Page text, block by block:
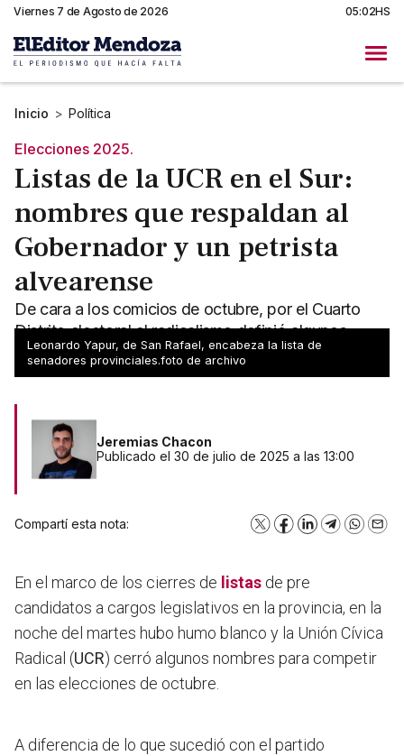
Viernes 7 de Agosto de 2026 05:02HS
Inicio > Política
Elecciones 2025.
Listas de la UCR en el Sur:
nombres que respaldan al
Gobernador y un petrista
alvearense
De cara a los comicios de octubre, por el Cuarto
Distrito electoral el radicalismo definió algunos
apellidos para senadores y diputados provinciales.
Leonardo Yapur, de San Rafael, encabeza la lista de
senadores provinciales.foto de archivo
Jeremias Chacon
Publicado el 30 de julio de 2025 a las 13:00
Compartí esta nota: X Facebook
LinkedInTelegram
En el marco de los cierres de listas de pre
candidatos a cargos legislativos en la provincia, en la
noche del martes hubo humo blanco y la Unión Cívica
Radical (UCR) cerró algunos nombres para competir
en las elecciones de octubre.
A diferencia de lo que sucedió con el partido